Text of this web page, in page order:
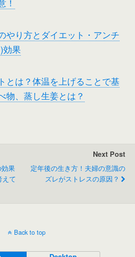
やり方とダイエット・アンチ
効果
とは？体温を上げることで基
物、蒸し生姜とは？
果
えて
Next Post
定年後の生き方！夫婦の意識の
ズレがストレスの原因？
Back to top